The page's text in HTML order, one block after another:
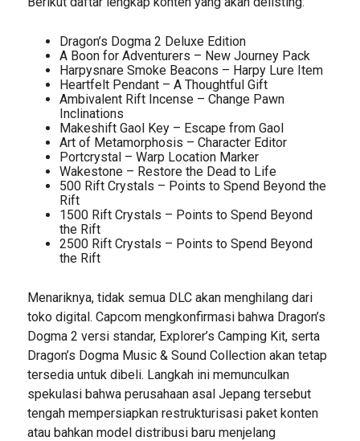
Dragon’s Dogma 2 Deluxe Edition
A Boon for Adventurers – New Journey Pack
Harpysnare Smoke Beacons – Harpy Lure Item
Heartfelt Pendant – A Thoughtful Gift
Ambivalent Rift Incense – Change Pawn
Inclinations
Makeshift Gaol Key – Escape from Gaol
Art of Metamorphosis – Character Editor
Portcrystal – Warp Location Marker
Wakestone – Restore the Dead to Life
500 Rift Crystals – Points to Spend Beyond the
Rift
1500 Rift Crystals – Points to Spend Beyond
the Rift
2500 Rift Crystals – Points to Spend Beyond
the Rift
Menariknya, tidak semua DLC akan menghilang dari
toko digital. Capcom mengkonfirmasi bahwa Dragon’s
Dogma 2 versi standar, Explorer’s Camping Kit, serta
Dragon’s Dogma Music & Sound Collection akan tetap
tersedia untuk dibeli. Langkah ini memunculkan
spekulasi bahwa perusahaan asal Jepang tersebut
tengah mempersiapkan restrukturisasi paket konten
atau bahkan model distribusi baru menjelang